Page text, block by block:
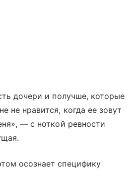
дочери и получше, которые
не нравится, когда ее зовут
— с ноткой ревности
осознает специфику